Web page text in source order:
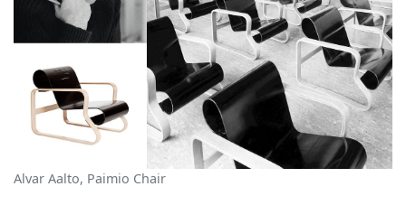
Alvar Aalto, Paimio Chair